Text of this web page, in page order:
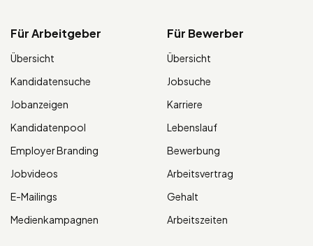
Für Arbeitgeber
Übersicht
Kandidatensuche
Jobanzeigen
Kandidatenpool
Employer Branding
Jobvideos
E-Mailings
Medienkampagnen
Für Bewerber
Übersicht
Jobsuche
Karriere
Lebenslauf
Bewerbung
Arbeitsvertrag
Gehalt
Arbeitszeiten